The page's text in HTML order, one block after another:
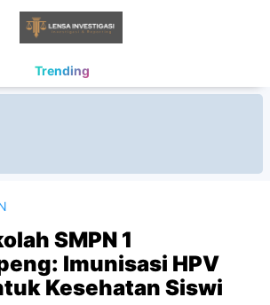
Trending
SMPN 1
Imunisasi HPV
Kesehatan Siswi